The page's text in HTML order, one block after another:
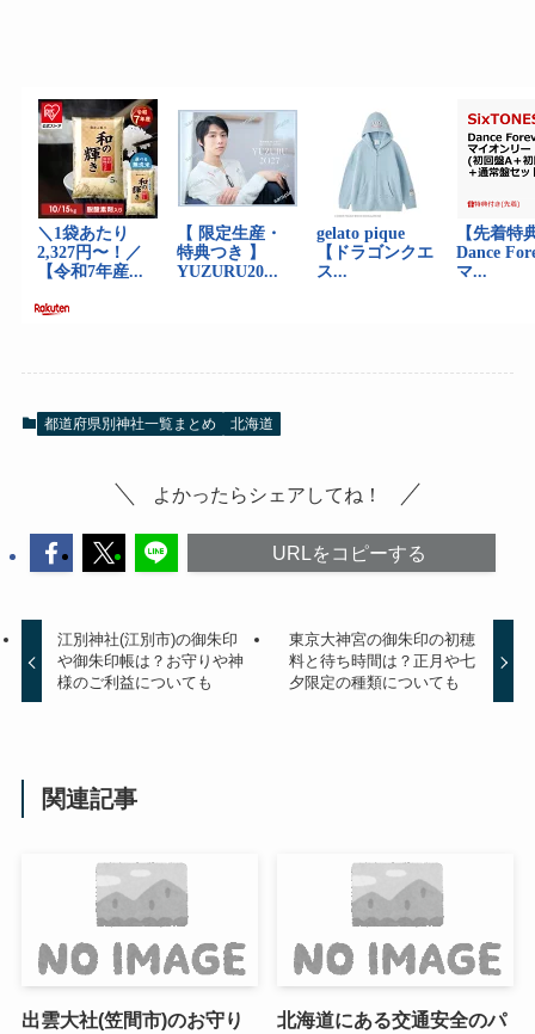
都道府県別神社一覧まとめ 北海道
よかったらシェアしてね！
URLをコピーする
江別神社(江別市)の御朱印
や御朱印帳は？お守りや神
様のご利益についても
東京大神宮の御朱印の初穂
料と待ち時間は？正月や七
夕限定の種類についても
関連記事
出雲大社(笠間市)のお守り
北海道にある交通安全のパ